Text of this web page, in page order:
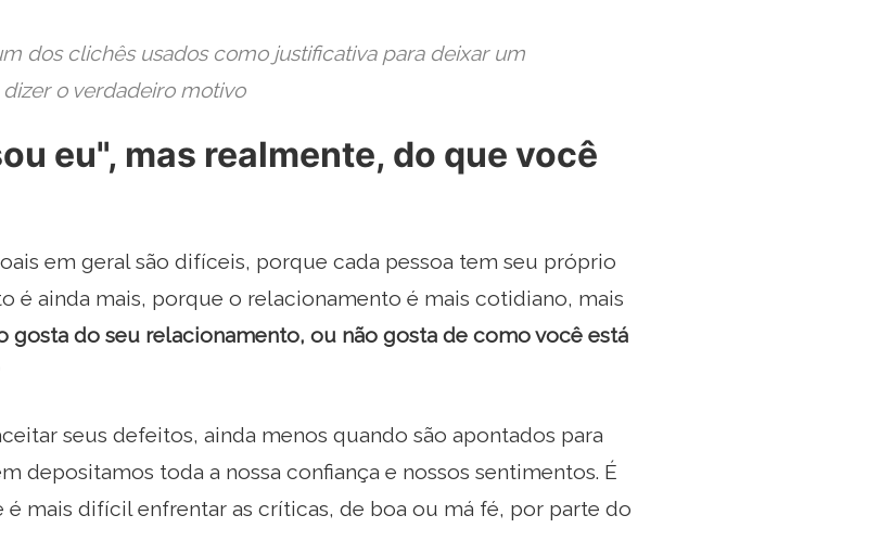
dos clichês usados ​​como justificativa para deixar um
o verdadeiro motivo
eu", mas realmente, do que você
em geral são difíceis, porque cada pessoa tem seu próprio
é ainda mais, porque o relacionamento é mais cotidiano, mais
gosta do seu relacionamento, ou não gosta de como você está
seus defeitos, ainda menos quando são apontados para
depositamos toda a nossa confiança e nossos sentimentos. É
mais difícil enfrentar as críticas, de boa ou má fé, por parte do